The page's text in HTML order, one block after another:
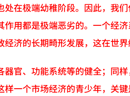
处在极端幼稚阶段。因此，我
作用都是极端恶劣的。一个经
济的长期畸形发展，这在世界
器官、功能系统等的健全；同
一个市场经济的青少年，关